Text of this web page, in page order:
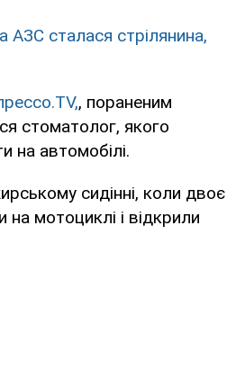
АЗС сталася стрілянина,
, пораненим
стоматолог, якого
на автомобілі.
сидінні, коли двоє
на мотоциклі і відкрили